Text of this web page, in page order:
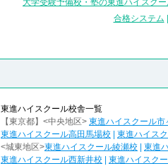
大学受験予備校・塾の東進ハイスク
合格システム
東進ハイスクール校舎一覧
【東京都】<中央地区> 東進ハイスクール市
東進ハイスクール高田馬場校
東進ハイス
<城東地区>東進ハイスクール綾瀬校 東進
東進ハイスクール西新井校
東進ハイスク